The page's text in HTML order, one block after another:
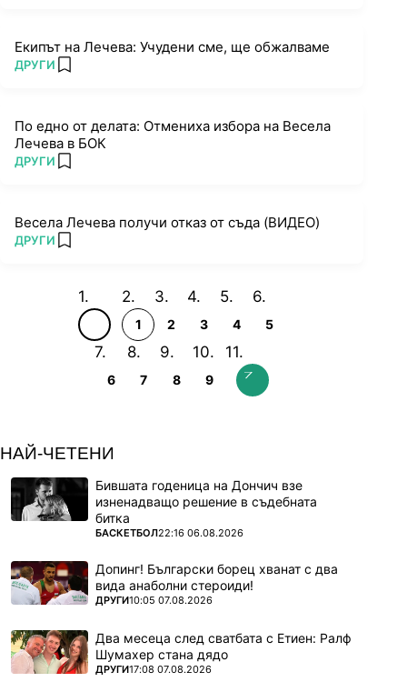
Екипът на Лечева: Учудени сме, ще обжалваме
ПОВЕЧЕ ОТ
ДРУГИ add favorites
По едно от делата: Отмениха избора на Весела
Лечева в БОК
ПОВЕЧЕ ОТ
ДРУГИ add favorites
Весела Лечева получи отказ от съда (ВИДЕО)
ПОВЕЧЕ ОТ
ДРУГИ add favorites
1 2 3 4 5
6 7 8 9
НАЙ-ЧЕТЕНИ
Бившата годеница на Дончич взе
изненадващо решение в съдебната
битка
ПОВЕЧЕ ОТ
БАСКЕТБОЛ22:16 06.08.2026
Допинг! Български борец хванат с два
вида анаболни стероиди!
ПОВЕЧЕ ОТ
ДРУГИ10:05 07.08.2026
Два месеца след сватбата с Етиен: Ралф
Шумахер стана дядо
ПОВЕЧЕ ОТ
ДРУГИ17:08 07.08.2026